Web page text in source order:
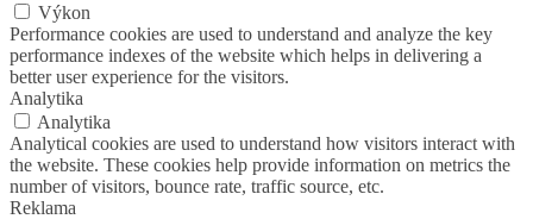
Výkon
Performance cookies are used to understand and analyze the key
performance indexes of the website which helps in delivering a
better user experience for the visitors.
Analytika
Analytika
Analytical cookies are used to understand how visitors interact with
the website. These cookies help provide information on metrics the
number of visitors, bounce rate, traffic source, etc.
Reklama